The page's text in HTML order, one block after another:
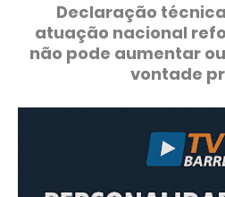
Declaração
atuação nacional
não pode aumentar
vontade